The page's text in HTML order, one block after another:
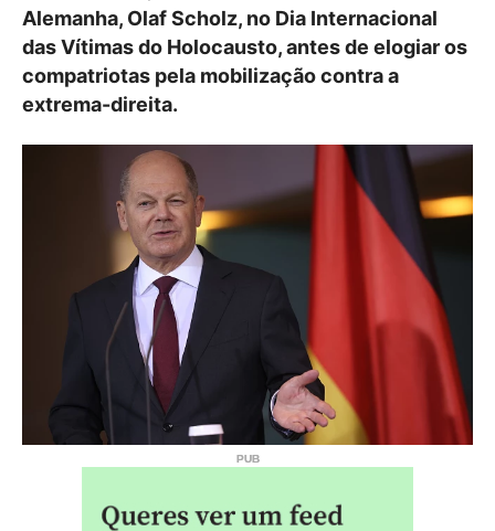
Alemanha, Olaf Scholz, no Dia Internacional
das Vítimas do Holocausto, antes de elogiar os
compatriotas pela mobilização contra a
extrema-direita.